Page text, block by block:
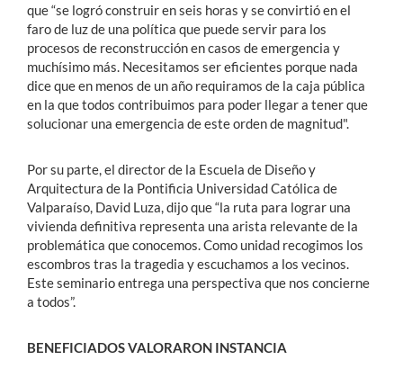
que “se logró construir en seis horas y se convirtió en el
faro de luz de una política que puede servir para los
procesos de reconstrucción en casos de emergencia y
muchísimo más. Necesitamos ser eficientes porque nada
dice que en menos de un año requiramos de la caja pública
en la que todos contribuimos para poder llegar a tener que
solucionar una emergencia de este orden de magnitud".
Por su parte, el director de la Escuela de Diseño y
Arquitectura de la Pontificia Universidad Católica de
Valparaíso, David Luza, dijo que “la ruta para lograr una
vivienda definitiva representa una arista relevante de la
problemática que conocemos. Como unidad recogimos los
escombros tras la tragedia y escuchamos a los vecinos.
Este seminario entrega una perspectiva que nos concierne
a todos”.
BENEFICIADOS VALORARON INSTANCIA